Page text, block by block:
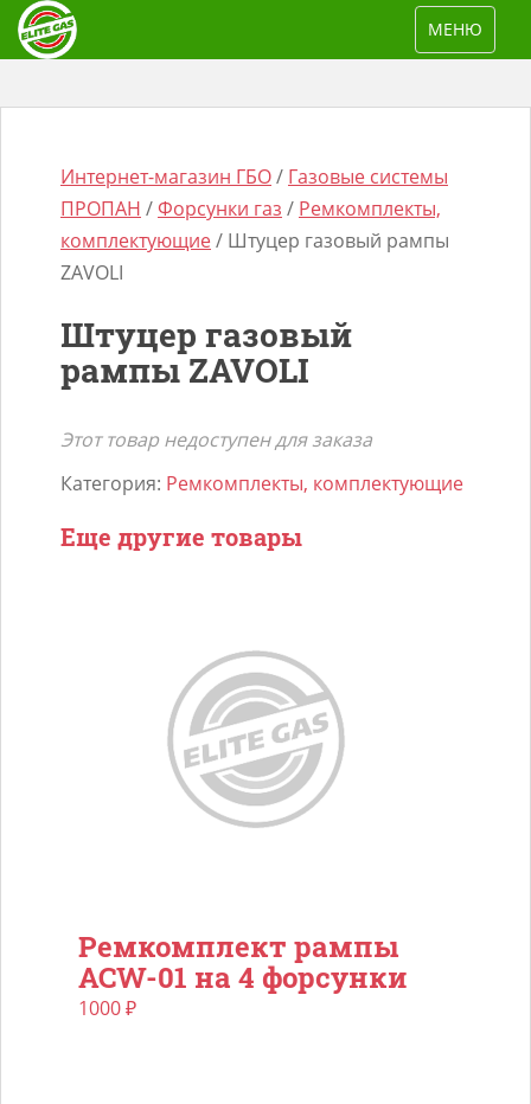
p
TOGGLE
МЕНЮ
Интернет-магазин ГБО/ Газовые системы
ПРОПАН /Форсунки газ / Ремкомплекты,
комплектующие/ Штуцер газовый рампы
ZAVOLI
Штуцер газовый
рампы ZAVOLI
Этот товар недоступен для заказа
Категория: Ремкомплекты, комплектующие
Еще другие товары
Ремкомплект рампы
ACW-01 на 4 форсунки
1000₽